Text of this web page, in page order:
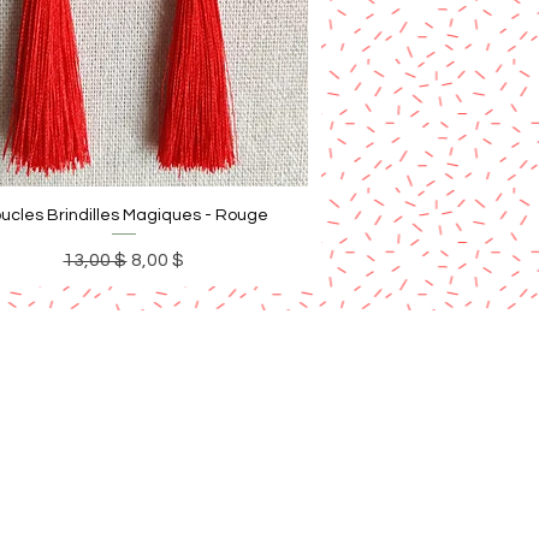
Brindilles Magiques - Rouge
Prix original
13,00 $ Prix promotionnel
8,00 $